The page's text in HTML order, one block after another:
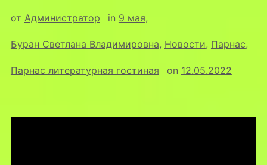
от Администратор in 9 мая,
Буран Светлана Владимировна, Новости, Парнас,
Парнас литературная гостиная on 12.05.2022